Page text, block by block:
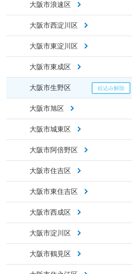
大阪市浪速区
大阪市西淀川区
大阪市東淀川区
大阪市東成区
大阪市生野区
大阪市旭区
大阪市城東区
大阪市阿倍野区
大阪市住吉区
大阪市東住吉区
大阪市西成区
大阪市淀川区
大阪市鶴見区